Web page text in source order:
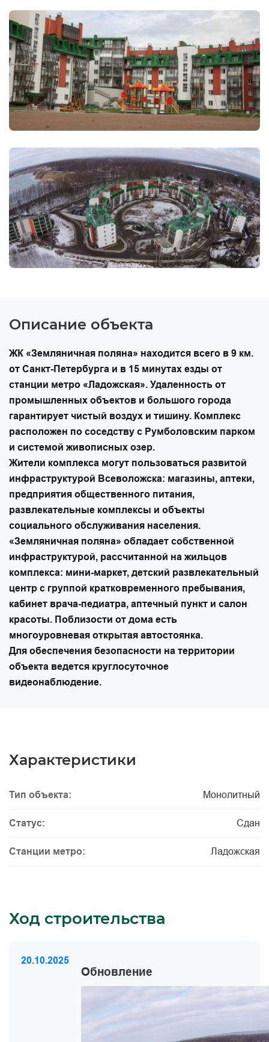
Описание объекта
ЖК «Земляничная поляна» находится всего в 9 км.
от Санкт-Петербурга и в 15 минутах езды от
станции метро «Ладожская». Удаленность от
промышленных объектов и большого города
гарантирует чистый воздух и тишину. Комплекс
расположен по соседству с Румболовским парком
и системой живописных озер.
Жители комплекса могут пользоваться развитой
инфраструктурой Всеволожска: магазины, аптеки,
предприятия общественного питания,
развлекательные комплексы и объекты
социального обслуживания населения.
«Земляничная поляна» обладает собственной
инфраструктурой, рассчитанной на жильцов
комплекса: мини-маркет, детский развлекательный
центр с группой кратковременного пребывания,
кабинет врача-педиатра, аптечный пункт и салон
красоты. Поблизости от дома есть
многоуровневая открытая автостоянка.
Для обеспечения безопасности на территории
объекта ведется круглосуточное
видеонаблюдение.
Характеристики
Тип объекта: Монолитный
Статус: Сдан
Станции метро: Ладожская
Ход строительства
20.10.2025
Обновление